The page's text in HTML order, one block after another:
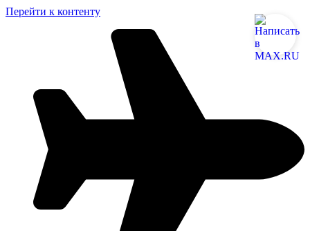
Перейти к контенту